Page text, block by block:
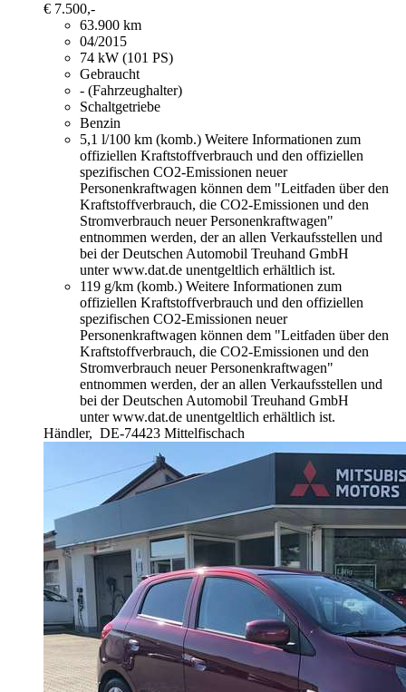
€ 7.500,-
63.900 km
04/2015
74 kW (101 PS)
Gebraucht
- (Fahrzeughalter)
Schaltgetriebe
Benzin
5,1 l/100 km (komb.) Weitere Informationen zum
offiziellen Kraftstoffverbrauch und den offiziellen
spezifischen CO2-Emissionen neuer
Personenkraftwagen können dem "Leitfaden über den
Kraftstoffverbrauch, die CO2-Emissionen und den
Stromverbrauch neuer Personenkraftwagen"
entnommen werden, der an allen Verkaufsstellen und
bei der Deutschen Automobil Treuhand GmbH
unter www.dat.de unentgeltlich erhältlich ist.
119 g/km (komb.) Weitere Informationen zum
offiziellen Kraftstoffverbrauch und den offiziellen
spezifischen CO2-Emissionen neuer
Personenkraftwagen können dem "Leitfaden über den
Kraftstoffverbrauch, die CO2-Emissionen und den
Stromverbrauch neuer Personenkraftwagen"
entnommen werden, der an allen Verkaufsstellen und
bei der Deutschen Automobil Treuhand GmbH
unter www.dat.de unentgeltlich erhältlich ist.
Händler, DE-74423 Mittelfischach